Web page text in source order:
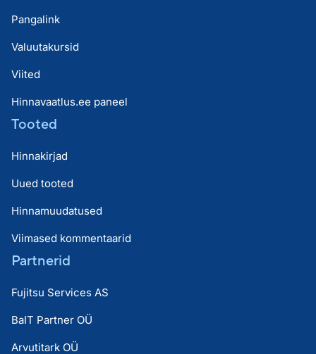
Pangalink
Valuutakursid
Viited
Hinnavaatlus.ee paneel
Tooted
Hinnakirjad
Uued tooted
Hinnamuudatused
Viimased kommentaarid
Partnerid
Fujitsu Services AS
BaIT Partner OÜ
Arvutitark OÜ